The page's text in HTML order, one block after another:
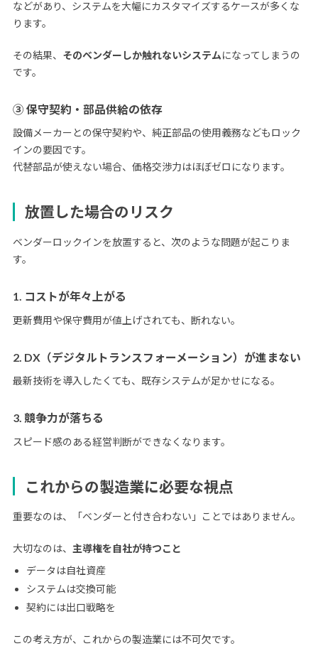
などがあり、システムを大幅にカスタマイズするケースが多くな
ります。
その結果、 そのベンダーしか触れないシステムになってしまうの
です。
③ 保守契約・部品供給の依存
設備メーカーとの保守契約や、純正部品の使用義務などもロック
インの要因です。
代替部品が使えない場合、価格交渉力はほぼゼロになります。
放置した場合のリスク
ベンダーロックインを放置すると、次のような問題が起こりま
す。
1. コストが年々上がる
更新費用や保守費用が値上げされても、断れない。
2. DX（デジタルトランスフォーメーション）が進まない
最新技術を導入したくても、既存システムが足かせになる。
3. 競争力が落ちる
スピード感のある経営判断ができなくなります。
これからの製造業に必要な視点
重要なのは、「ベンダーと付き合わない」ことではありません。
大切なのは、 主導権を自社が持つこと
データは自社資産
システムは交換可能
契約には出口戦略を
この考え方が、これからの製造業には不可欠です。